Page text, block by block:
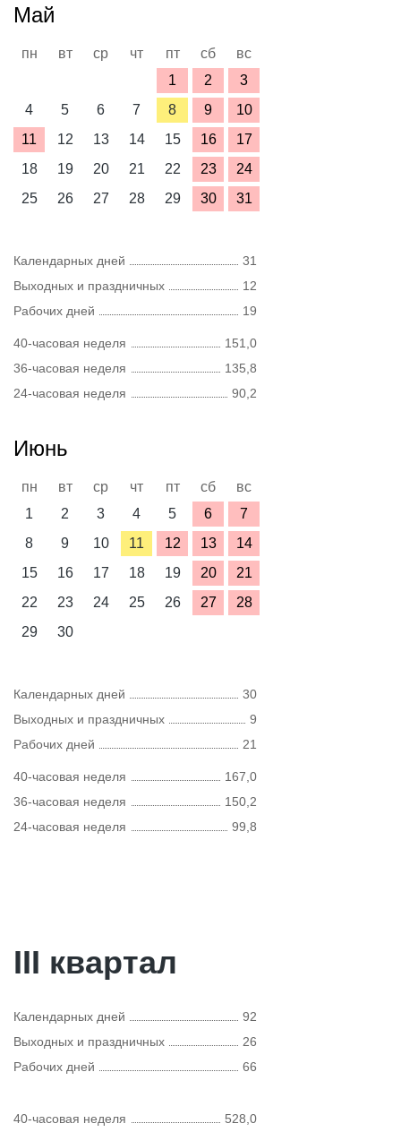
Май
пн вт ср чт пт сб
вс
1
2
3
4
5 6 7 8 9
10
11
12 13 14 15 16
17
18
19 20 21 22 23
24
25
26 27 28 29 30 31
Календарных дней
31
Выходных и праздничных
12
Рабочих дней
19
40-часовая неделя
151,0
36-часовая неделя
135,8
24-часовая неделя
90,2
Июнь
пн вт ср чт пт сб
вс
1
2 3 4 5 6
7
8
9 10 11 12 13
14
15
16 17 18 19 20
21
22
23 24 25 26 27
28
29
30
Календарных дней
30
Выходных и праздничных
9
Рабочих дней
21
40-часовая неделя
167,0
36-часовая неделя
150,2
24-часовая неделя
99,8
III квартал
Календарных дней
92
Выходных и праздничных
26
Рабочих дней
66
40-часовая неделя 528,0